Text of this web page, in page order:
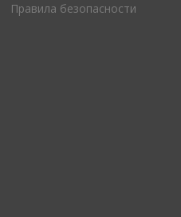
Правила безопасности